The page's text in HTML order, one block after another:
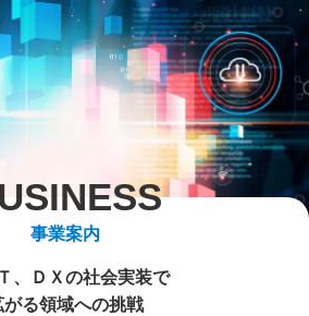
事業案内
、ＤＸの社会実装で
がる領域への挑戦